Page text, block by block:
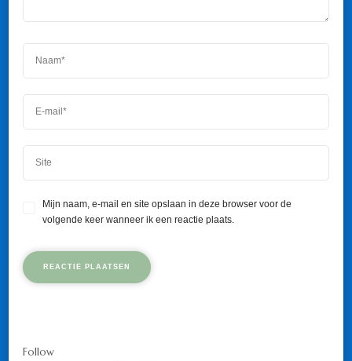
Mijn naam, e-mail en site opslaan in deze browser voor de
volgende keer wanneer ik een reactie plaats.
Follow